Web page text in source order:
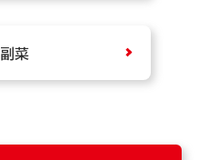
副菜